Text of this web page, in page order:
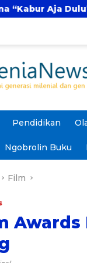
Dulu”: Tren
Pendidikan
Ngobrolin Buku
Film
Awards